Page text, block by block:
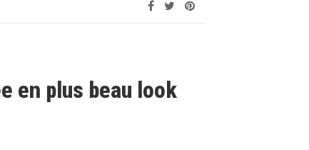
en plus beau look